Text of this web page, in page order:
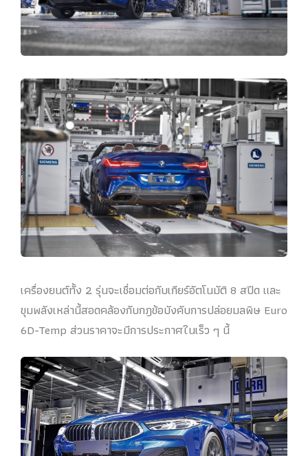
เครื่องยนต์ทั้ง 2 รุ่นจะเชื่อมต่อกับเกียร์อัตโนมัติ 8 สปีด และ
ขุมพลังเหล่านี้สอดคล้องกับกฎข้อบังคับการปล่อยมลพิษ Euro
6D-Temp ส่วนราคาจะมีการประกาศในเร็ว ๆ นี้